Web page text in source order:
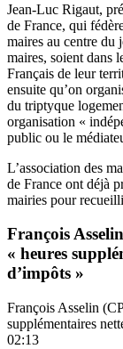
Jean-Luc Rigaut,
de France, qui
maires au centre du
maires, soient dans
Français de leur
ensuite qu’on
du triptyque
organisation «
public ou le
L’association des
de France ont déjà
mairies pour
François
« heures
d’impôts »
François Asselin
supplémentaires
02:13